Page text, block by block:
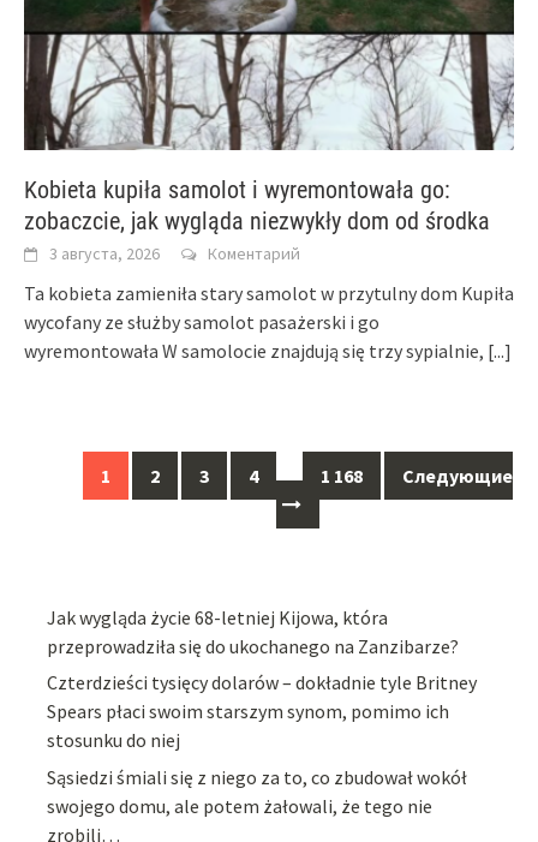
Kobieta kupiła samolot i wyremontowała go:
zobaczcie, jak wygląda niezwykły dom od środka
3 августа, 2026 Коментарий
Ta kobieta zamieniła stary samolot w przytulny dom Kupiła
wycofany ze służby samolot pasażerski i go
wyremontowała W samolocie znajdują się trzy sypialnie, [...]
Навигация
1 2 3 4 … 1 168 Следующие
Jak wygląda życie 68-letniej Kijowa, która
przeprowadziła się do ukochanego na Zanzibarze?
Czterdzieści tysięcy dolarów – dokładnie tyle Britney
Spears płaci swoim starszym synom, pomimo ich
stosunku do niej
Sąsiedzi śmiali się z niego za to, co zbudował wokół
swojego domu, ale potem żałowali, że tego nie
zrobili…